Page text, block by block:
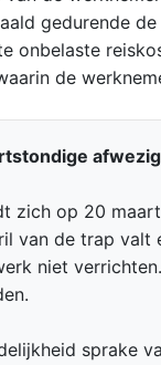
gedurende
onbelaste
de
zich op 20
van de trap valt
niet
sprake